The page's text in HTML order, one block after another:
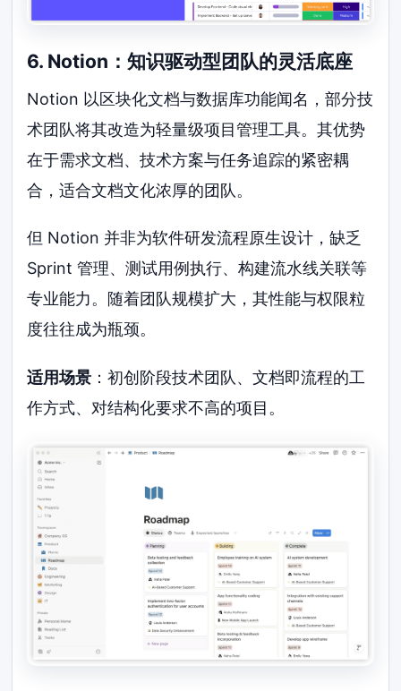
6. Notion：知识驱动型团队的灵活底座
Notion 以区块化文档与数据库功能闻名，部分技
术团队将其改造为轻量级项目管理工具。其优势
在于需求文档、技术方案与任务追踪的紧密耦
合，适合文档文化浓厚的团队。
但 Notion 并非为软件研发流程原生设计，缺乏
Sprint 管理、测试用例执行、构建流水线关联等
专业能力。随着团队规模扩大，其性能与权限粒
度往往成为瓶颈。
适用场景 ：初创阶段技术团队、文档即流程的工
作方式、对结构化要求不高的项目。